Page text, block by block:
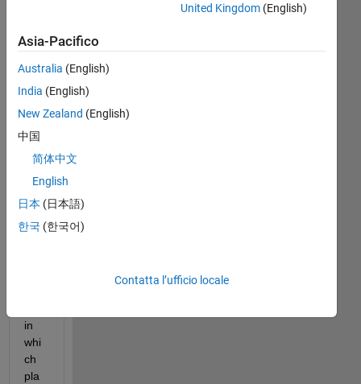
Hell
o!
ask
abo
in
whi
ch
pla
United Kingdom(English)
Asia-Pacifico
Australia (English)
India (English)
New Zealand (English)
中国
简体中文
English
日本 (日本語)
한국 (한국어)
Contatta l’ufficio locale